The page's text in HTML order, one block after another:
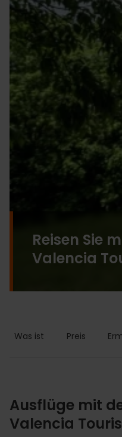
Reisen Sie
Valencia
Was ist Preis
Ausflüge mit
Valencia